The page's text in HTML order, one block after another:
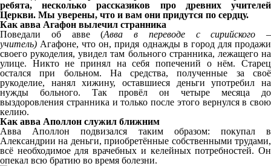
ребята, несколько рассказиков про древних учителей
Церкви. Мы уверены, что и вам они придутся по сердцу.
Как авва Агафон вылечил странника
Поведали об авве
(Авва в переводе с сирийского –
учитель) Агафоне, что он, придя однажды в город для продажи
своего рукоделия, увидел там больного странника, лежащего на
улице. Никто не принял на себя попечений о нём. Старец
остался при больном. На средства, полученные за своё
рукоделие, нанял хижину, оставшиеся деньги употребил на
нужды больного. Так провёл он четыре месяца до
выздоровления странника и только после этого вернулся в свою
келию.
Как авва Аполлон служил ближним
Авва Аполлон подвизался таким образом: покупал в
Александрии на деньги, приобретённые собственными трудами,
всё необходимое для врачебных и келейных потребностей. Он
опекал всю братию во время болезни.